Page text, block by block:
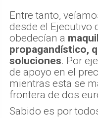
Entre tanto,
desde el Ejecutivo
obedecían a
propagandístico,
soluciones. Por
de apoyo en el
mientras esta se
frontera de dos
Sabido es por